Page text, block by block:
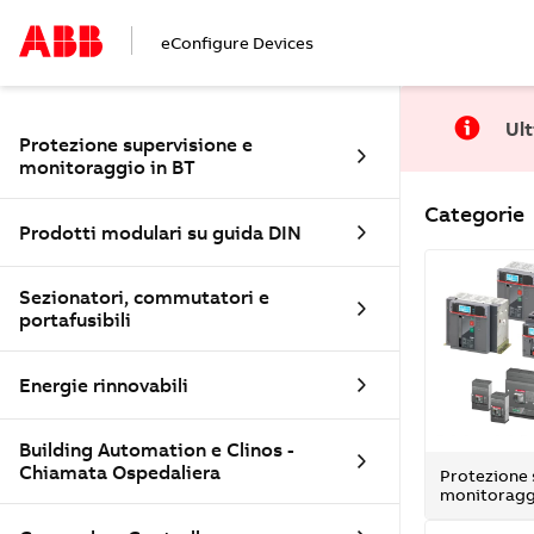
eConfigure Devices
Protezione supervisione e
monitoraggio in BT
Prodotti modulari su guida DIN
Sezionatori, commutatori e
portafusibili
Energie rinnovabili
Building Automation e Clinos -
Chiamata Ospedaliera
Categorie
Protezione